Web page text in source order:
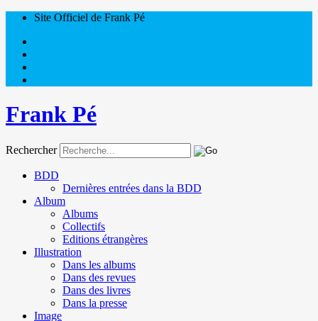
Site Officiel de Frank Pé
Frank Pé
Rechercher
BDD
Dernières entrées dans la BDD
Album
Albums
Collectifs
Editions étrangères
Illustration
Dans les albums
Dans des revues
Dans des livres
Dans la presse
Image